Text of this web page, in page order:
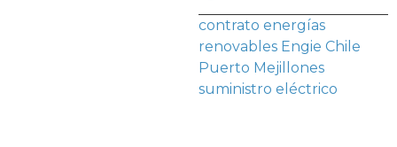
contrato energías
renovables Engie Chile
Puerto Mejillones
suministro eléctrico